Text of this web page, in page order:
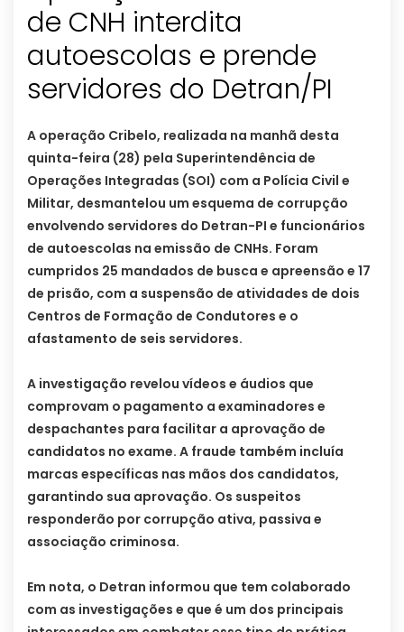
de CNH interdita
autoescolas e prende
servidores do Detran/PI
A operação Cribelo, realizada na manhã desta
quinta-feira (28) pela Superintendência de
Operações Integradas (SOI) com a Polícia Civil e
Militar, desmantelou um esquema de corrupção
envolvendo servidores do Detran-PI e funcionários
de autoescolas na emissão de CNHs. Foram
cumpridos 25 mandados de busca e apreensão e 17
de prisão, com a suspensão de atividades de dois
Centros de Formação de Condutores e o
afastamento de seis servidores.
A investigação revelou vídeos e áudios que
comprovam o pagamento a examinadores e
despachantes para facilitar a aprovação de
candidatos no exame. A fraude também incluía
marcas específicas nas mãos dos candidatos,
garantindo sua aprovação. Os suspeitos
responderão por corrupção ativa, passiva e
associação criminosa.
Em nota, o Detran informou que tem colaborado
com as investigações e que é um dos principais